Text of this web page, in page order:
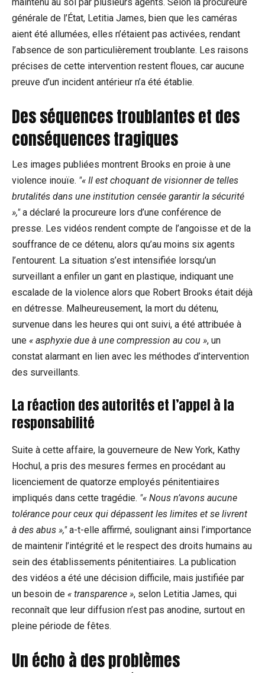
générale de l’État, Letitia James, bien que les caméras
aient été allumées, elles n’étaient pas activées, rendant
l’absence de son particulièrement troublante. Les raisons
précises de cette intervention restent floues, car aucune
preuve d’un incident antérieur n’a été établie.
Des séquences troublantes et des
conséquences tragiques
Les images publiées montrent Brooks en proie à une
violence inouïe. « Il est choquant de visionner de telles
brutalités dans une institution censée garantir la sécurité
», a déclaré la procureure lors d’une conférence de
presse. Les vidéos rendent compte de l’angoisse et de la
souffrance de ce détenu, alors qu’au moins six agents
l’entourent. La situation s’est intensifiée lorsqu’un
surveillant a enfiler un gant en plastique, indiquant une
escalade de la violence alors que Robert Brooks était déjà
en détresse. Malheureusement, la mort du détenu,
survenue dans les heures qui ont suivi, a été attribuée à
une « asphyxie due à une compression au cou », un
constat alarmant en lien avec les méthodes d’intervention
des surveillants.
La réaction des autorités et l’appel à la
responsabilité
Suite à cette affaire, la gouverneure de New York, Kathy
Hochul, a pris des mesures fermes en procédant au
licenciement de quatorze employés pénitentiaires
impliqués dans cette tragédie. « Nous n’avons aucune
tolérance pour ceux qui dépassent les limites et se livrent
à des abus », a-t-elle affirmé, soulignant ainsi l’importance
de maintenir l’intégrité et le respect des droits humains au
sein des établissements pénitentiaires. La publication
des vidéos a été une décision difficile, mais justifiée par
un besoin de « transparence », selon Letitia James, qui
reconnaît que leur diffusion n’est pas anodine, surtout en
pleine période de fêtes.
Un écho à des problèmes